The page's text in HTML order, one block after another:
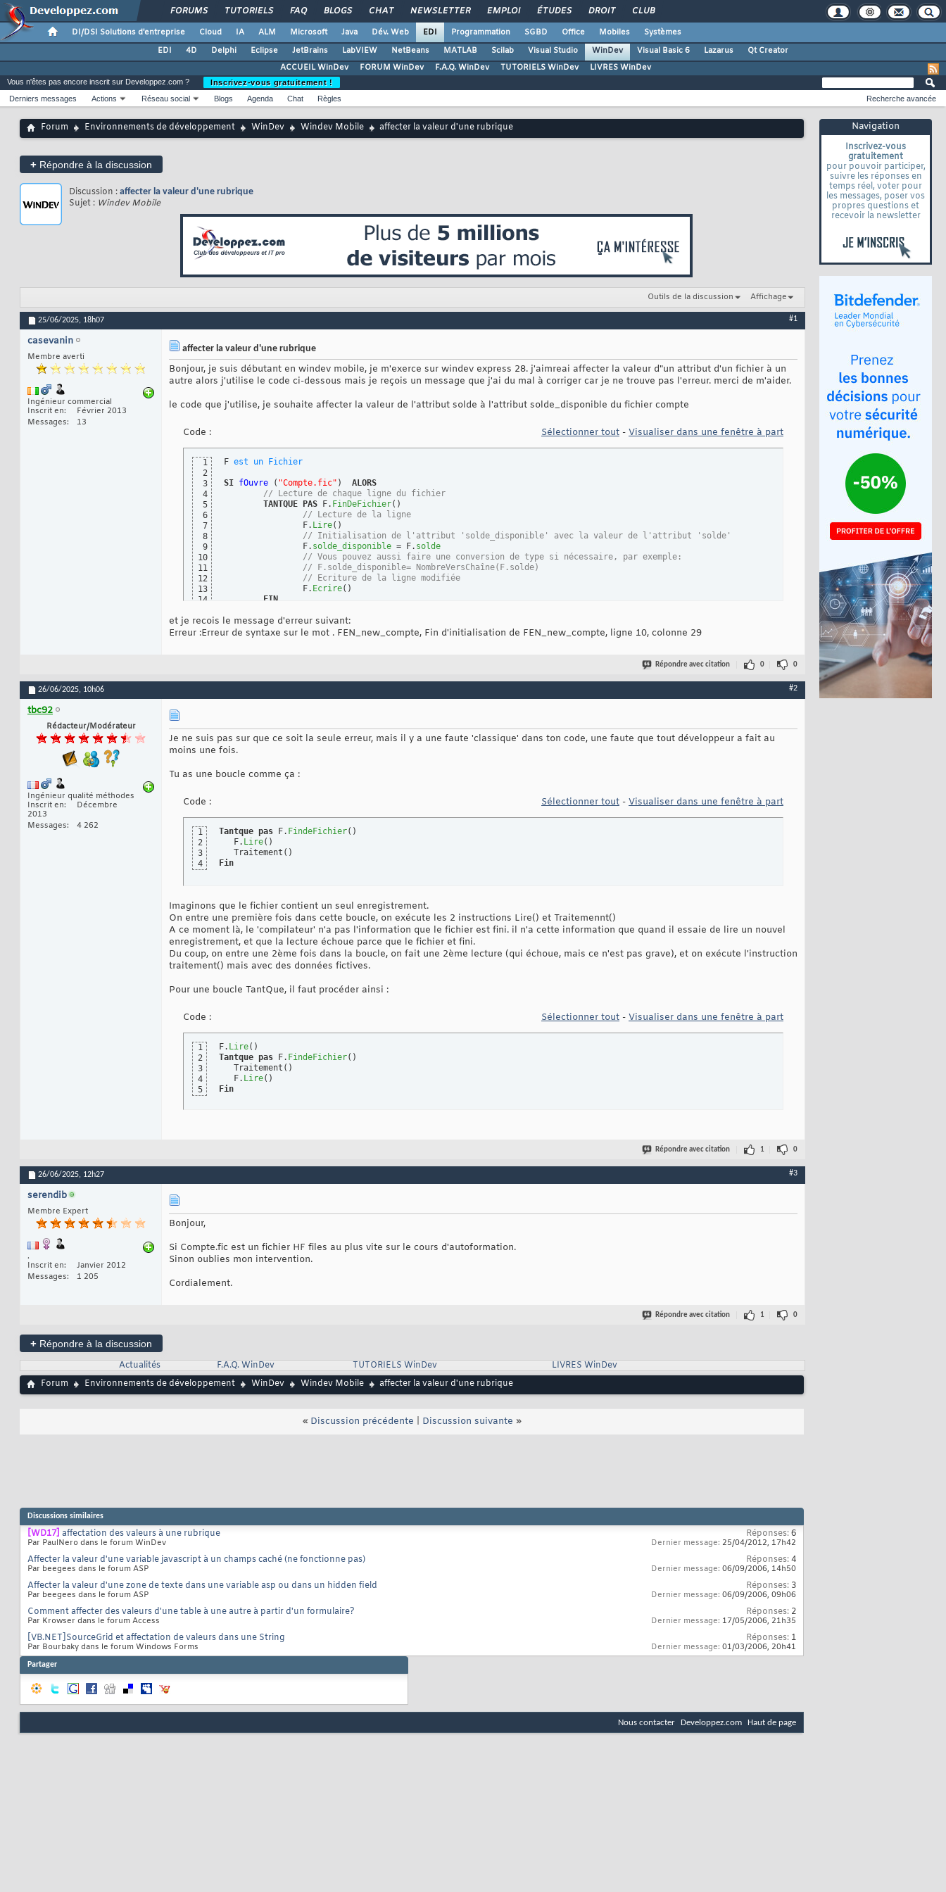
FORUMS TUTORIELS FAQ BLOGS CHAT NEWSLETTER EMPLOI ÉTUDES DROIT CLUB
DI/DSI Solutions d'entreprise Cloud IA ALM Microsoft Java Dév. Web EDI Programmation SGBD Office Mobiles
Systèmes
EDI
4D Delphi Eclipse JetBrains LabVIEW NetBeans MATLAB Scilab Visual Studio WinDev Visual Basic 6 Lazarus
Qt Creator
ACCUEIL WinDev
FORUM WinDev F.A.Q. WinDev TUTORIELS WinDev LIVRES WinDev
Navigation
Inscrivez-vous
gratuitement
pour pouvoir participer,
suivre les réponses en
temps réel, voter pour
les messages, poser vos
propres questions et
recevoir la newsletter
Vous n'êtes pas encore inscrit sur Developpez.com ?
Inscrivez-vous gratuitement !
Derniers messages
Actions Réseau social Blogs Agenda Chat Règles Recherche avancée
Forum Environnements de développement WinDev Windev Mobile affecter la valeur d'une rubrique
+ Répondre à la discussion
Discussion : affecter la valeur d'une rubrique
Sujet : Windev Mobile
Outils de la discussion Affichage
25/06/2025, 18h07 #1
casevanin
Membre averti
Ingénieur commercial
Inscrit en
Février 2013
Messages
13
affecter la valeur d'une rubrique
Bonjour, je suis débutant en windev mobile, je m'exerce sur windev express 28. j'aimreai affecter la valeur d"un attribut d'un fichier à un
autre alors j'utilise le code ci-dessous mais je reçois un message que j'ai du mal à corriger car je ne trouve pas l'erreur. merci de m'aider.
le code que j'utilise, je souhaite affecter la valeur de l'attribut solde à l'attribut solde_disponible du fichier compte
Code : Sélectionner tout - Visualiser dans une fenêtre à part
1
2
3
4
5
6
7
8
9
10
11
12
13
14
16
17
F est un Fichier
SI fOuvre ( "Compte.fic" )
ALORS
// Lecture de chaque ligne du fichier
TANTQUE
PAS F. FinDeFichier( )
// Lecture de la ligne
		F.
Lire( )
// Initialisation de l'attribut 'solde_disponible' avec la valeur de l'attribut 'solde'
		F.
solde_disponible = F. solde
// Vous pouvez aussi faire une conversion de type si nécessaire, par exemple:
// F.solde_disponible= NombreVersChaîne(F.solde)
// Ecriture de la ligne modifiée
		F.
Ecrire( )
FIN
// Fermeture du fichier
	F.
ferme ()
et je recois le message d'erreur suivant:
Erreur :Erreur de syntaxe sur le mot . FEN_new_compte, Fin d'initialisation de FEN_new_compte, ligne 10, colonne 29
Répondre avec citation 0 0
26/06/2025, 10h06 #2
tbc92
Rédacteur/Modérateur
Ingénieur qualité méthodes
Inscrit en
Décembre
2013
Messages
4 262
Je ne suis pas sur que ce soit la seule erreur, mais il y a une faute 'classique' dans ton code, une faute que tout développeur a fait au
moins une fois.
Tu as une boucle comme ça :
Code : Sélectionner tout - Visualiser dans une fenêtre à part
1
2
3
4
Tantque pas F. FindeFichier( )
   F.
Lire( )
   Traitement
( )
Fin
Imaginons que le fichier contient un seul enregistrement.
On entre une première fois dans cette boucle, on exécute les 2 instructions Lire() et Traitemennt()
A ce moment là, le 'compilateur' n'a pas l'information que le fichier est fini. il n'a cette information que quand il essaie de lire un nouvel
enregistrement, et que la lecture échoue parce que le fichier et fini.
Du coup, on entre une 2ème fois dans la boucle, on fait une 2ème lecture (qui échoue, mais ce n'est pas grave), et on exécute l'instruction
traitement() mais avec des données fictives.
Pour une boucle TantQue, il faut procéder ainsi :
Code : Sélectionner tout - Visualiser dans une fenêtre à part
1
2
3
4
5
F. Lire( )
Tantque pas F. FindeFichier( )
   Traitement
( )
   F.
Lire( )
Fin
Répondre avec citation 1 0
26/06/2025, 12h27 #3
serendib
Membre Expert
.
Inscrit en
Janvier 2012
Messages
1 205
Bonjour,
Si Compte.fic est un fichier HF files au plus vite sur le cours d'autoformation.
Sinon oublies mon intervention.
Cordialement.
Répondre avec citation 1 0
+ Répondre à la discussion
Actualités
F.A.Q. WinDev TUTORIELS WinDev
LIVRES WinDev
Forum
Environnements de développement WinDev Windev Mobile affecter la valeur d'une rubrique
« Discussion précédente Discussion suivante »
Discussions similaires
[WD17] affectation des valeurs à une rubrique
Par PaulNero dans le forum WinDev
Réponses:6
Dernier message: 25/04/2012, 17h42
Affecter la valeur d'une variable javascript à un champs caché (ne fonctionne pas)
Par beegees dans le forum ASP
Réponses:4
Dernier message: 06/09/2006, 14h50
Affecter la valeur d'une zone de texte dans une variable asp ou dans un hidden field
Par beegees dans le forum ASP
Réponses: 3
Dernier message: 06/09/2006, 09h06
Comment affecter des valeurs d'une table à une autre à partir d'un formulaire?
Par Krowser dans le forum Access
Réponses: 2
Dernier message: 17/05/2006, 21h35
[VB.NET]SourceGrid et affectation de valeurs dans une String
Par Bourbaky dans le forum Windows Forms
Réponses: 1
Dernier message: 01/03/2006, 20h41
Partager
Nous contacter Developpez.com Haut de page